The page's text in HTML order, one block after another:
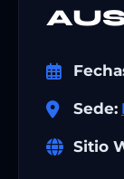
Sede:
Sitio